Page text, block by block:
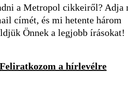
a Metropol cikkeiről? Adja
címét, és mi hetente három
Önnek a legjobb írásokat!
Feliratkozom a hírlevélre